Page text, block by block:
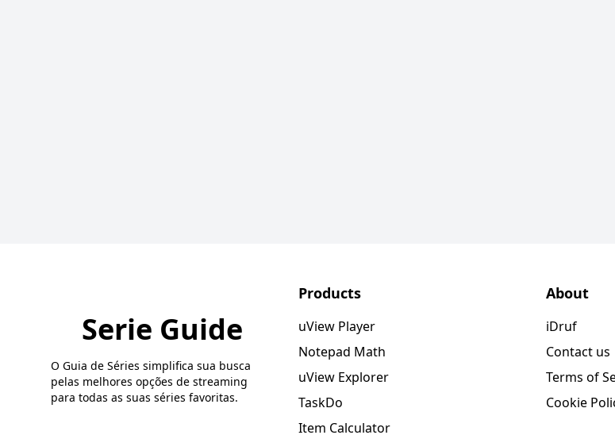
Serie Guide
O Guia de Séries simplifica sua busca
pelas melhores opções de streaming
para todas as suas séries favoritas.
Products
uView Player
Notepad Math
uView Explorer
TaskDo
Item Calculator
About
iDruf
Contact us
Terms of
Cookie